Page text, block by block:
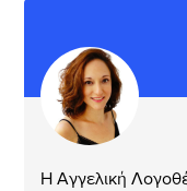
Η Αγγελική